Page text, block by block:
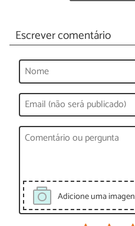
Escrever comentário
Adicione uma imagen